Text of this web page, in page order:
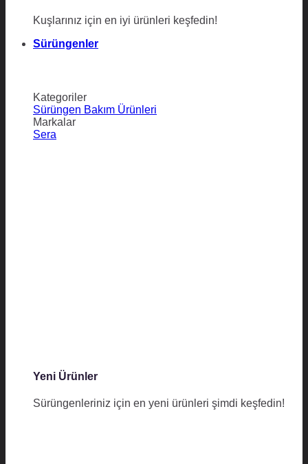
Kuşlarınız için en iyi ürünleri keşfedin!
Sürüngenler
Kategoriler
Sürüngen Bakım Ürünleri
Markalar
Sera
Yeni Ürünler
Sürüngenleriniz için en yeni ürünleri şimdi keşfedin!